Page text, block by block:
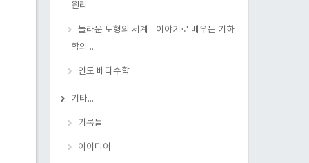
원리
놀라운 도형의 세계 - 이야기로 배우는 기하
학의 ..
인도 베다수학
기타...
기록들
아이디어